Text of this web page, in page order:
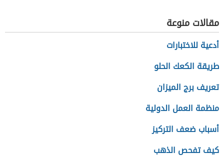
مقالات منوعة
أدعية للاختبارات
طريقة الكعك الحلو
تعريف برج الميزان
منظمة العمل الدولية
أسباب ضعف التركيز
كيف تفحص الذهب